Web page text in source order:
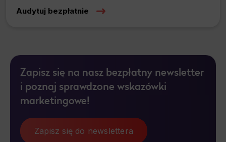
Audytuj bezpłatnie
Zapisz się na nasz bezpłatny newsletter
i poznaj sprawdzone wskazówki
marketingowe!
Zapisz się do newslettera